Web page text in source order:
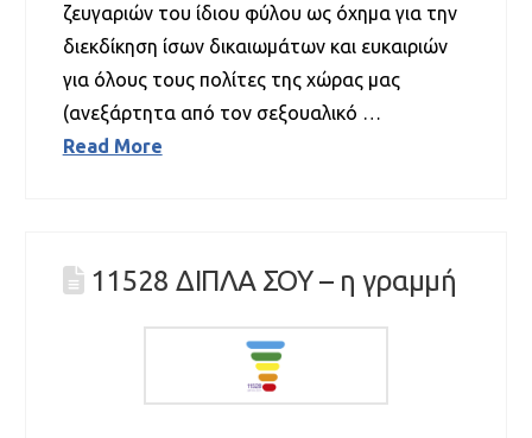
ζευγαριών του ίδιου φύλου ως όχημα για την
διεκδίκηση ίσων δικαιωμάτων και ευκαιριών
για όλους τους πολίτες της χώρας μας
(ανεξάρτητα από τον σεξουαλικό …
Read More
11528 ΔΙΠΛΑ ΣΟΥ – η γραμμή